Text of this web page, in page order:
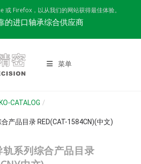
Firefox，以从我们的网站获得最佳体验。
的进口轴承综合供应商
菜单
IKO-CATALOG /
产品目录 RED(CAT-1584CN)(中文)
轨系列综合产品目录